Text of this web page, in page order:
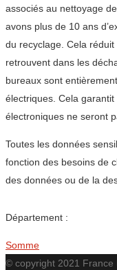
associés au nettoyage
avons plus de 10 ans
du recyclage. Cela
retrouvent dans les
bureaux sont
électriques. Cela
électroniques ne seront
Toutes les données
fonction des besoins de
des données ou de la
Département :
Somme
© copyright 2021 France